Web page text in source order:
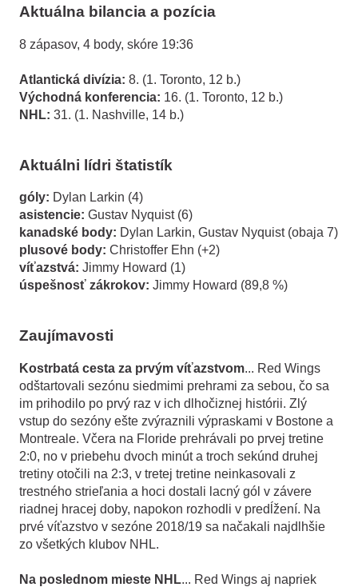
Aktuálna bilancia a pozícia
8 zápasov, 4 body, skóre 19:36
Atlantická divízia: 8. (1. Toronto, 12 b.)
Východná konferencia: 16. (1. Toronto, 12 b.)
NHL: 31. (1. Nashville, 14 b.)
Aktuálni lídri štatistík
góly: Dylan Larkin (4)
asistencie: Gustav Nyquist (6)
kanadské body: Dylan Larkin, Gustav Nyquist (obaja 7)
plusové body: Christoffer Ehn (+2)
víťazstvá: Jimmy Howard (1)
úspešnosť zákrokov: Jimmy Howard (89,8 %)
Zaujímavosti
Kostrbatá cesta za prvým víťazstvom... Red Wings
odštartovali sezónu siedmimi prehrami za sebou, čo sa
im prihodilo po prvý raz v ich dlhočiznej histórii. Zlý
vstup do sezóny ešte zvýraznili výpraskami v Bostone a
Montreale. Včera na Floride prehrávali po prvej tretine
2:0, no v priebehu dvoch minút a troch sekúnd druhej
tretiny otočili na 2:3, v tretej tretine neinkasovali z
trestného strieľania a hoci dostali lacný gól v závere
riadnej hracej doby, napokon rozhodli v predĺžení. Na
prvé víťazstvo v sezóne 2018/19 sa načakali najdlhšie
zo všetkých klubov NHL.
Na poslednom mieste NHL... Red Wings aj napriek